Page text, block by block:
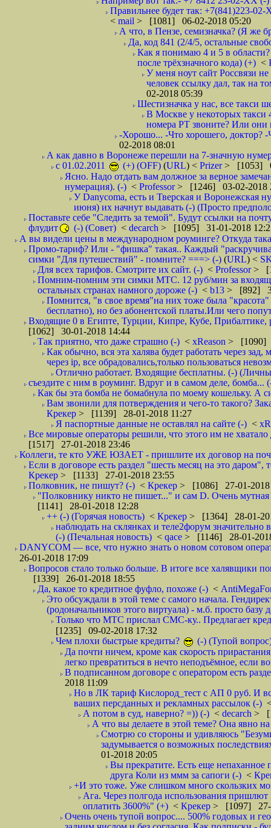
Правильнее будет так: +7(841)223-
< mail > [1081] 06-02-2018 05:20
А что, в Пензе, семизначка? (Я же
Да, код 841 (2/4/5, остальные
Как я понимаю 4 и 5 в
после трёхзначного кода) (+) <
У меня ноут сайт Россвязи
человек ссылку дал, так на
02-2018 05:39
Шестизначка у нас, все такси
В Москве у некоторых такси
номера РТ звоните? Или они
-Хорошо... -Что хорошего, доктор?
02-2018 08:01
А как давно в Воронеже перешли на 7-значную
с 01.02.2011
(+) (OFF) (URL) < Prizer> [1053]
Ясно. Надо отдать вам должное за верное
нумерация). (-) < Professor> [1246] 03-02-2018
У Danycoma, есть и Тверская и Воронежская
июня) их начнут выдавать (-) (Просто
Поставьте себе "Следить за темой". Будут ссылки на
флудит
(-) (Совет) < decarch > [1095] 31-01-2018
А вы видели цены в международном роуминге? Откуда
Промо-тариф? Или - "фишка" такая.. Каждый
симки "Для путешествий" - помните? ===> (-) (URL) <
Для всех тарифов. Смотрите их сайт. (-) < Professor>
Помним-помним эти симки МТС. 12 руб/мин за
остальных странах намного дороже (-) < b13 > [892]
Помнится, "в свое время"на них тоже была
бесплатно), но без абонентской платы.Или чего
Входящие 0 в Египте, Турции, Кипре, Кубе,
[1062] 30-01-2018 14:44
Так приятно, что даже страшно (-) < xReason > [1090]
Как обычно, вся эта халява будет работать через
через ip, все обрадовались,только пользоваться
Отлично работает. Входящие бесплатны. (-)
съездите с ним в роуминг. Вдруг и в самом деле, бомба...
Как бы эта бомба не бомабнула по моему кошельку. А
Вам звонили для потверждения и чего-то такого?
Крекер > [1139] 28-01-2018 11:27
Я паспортные данные не оставлял на сайте (-) <
Все мировые операторы решили, что этого им не
[1517] 27-01-2018 23:46
Коллеги, те кто УЖЕ ЮЗАЕТ - пришлите их договор на
Если в договоре есть раздел "шесть месяц на это даром",
Крекер > [1133] 27-01-2018 23:55
Полковник, не пишут? (-) < Крекер > [1086] 27-01-2018
"Полковнику никто не пишет..." и сам D. Очень
[1141] 28-01-2018 12:28
++ (-) (Горячая новость) < Крекер > [1364] 28-01-
наблюдать на склянках и теле2форум
(-) (Печальная новость) < qace > [1146] 28-01-
DANYCOM — все, что нужно знать о новом сотовом
26-01-2018 17:09
Вопросов стало только больше. В итоге все халявщики
[1339] 26-01-2018 18:55
Да, какое то кредитное фуфло, похоже (-) <
Это обсуждали в этой теме с самого начала.
(родоначальников этого виртуала) - м.б. просто
Только что МТС прислал СМС-ку.. Предлагает
[1235] 09-02-2018 17:32
Чем плохи быстрые кредиты?
(-) (Тупой
Да почти ничем, кроме как скорость
легко превратиться в нечто неподъёмное, если
В подписанном договоре с оператором есть
2018 11:09
Но в ЛК тариф Кислород_тест с АП 0 руб. И
ваших персданных и рекламных рассылок (-)
А потом в суд, наверно? =)) (-) < decarch >
А что вы делаете в этой теме? Она явно
Смотрю со стороны и удивляюсь
задумывается о возможных
01-2018 20:05
Вы прекратите. Есть еще непаханное
друга Коли из ммм за сапоги (-) <
+И это тоже. Уже слишком много скользких
Ага. Через полгода использования
оплатить 3600%" (+) < Крекер > [1097] 27-
Очень очень тупой вопрос.... 500% годовых и